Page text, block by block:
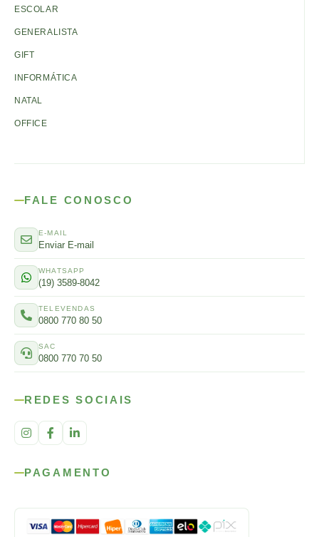
ESCOLAR
GENERALISTA
GIFT
INFORMÁTICA
NATAL
OFFICE
FALE CONOSCO
E-MAIL
Enviar E-mail
WHATSAPP
(19) 3589-8042
TELEVENDAS
0800 770 80 50
SAC
0800 770 70 50
REDES SOCIAIS
PAGAMENTO